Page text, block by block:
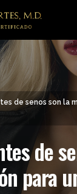
de senos son
para un
de senos son la
de
para